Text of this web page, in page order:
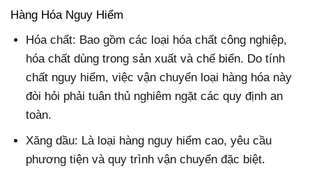
Hàng Hóa Nguy Hiểm
Hóa chất: Bao gồm các loại hóa chất công nghiệp,
hóa chất dùng trong sản xuất và chế biến. Do tính
chất nguy hiểm, việc vận chuyển loại hàng hóa này
đòi hỏi phải tuân thủ nghiêm ngặt các quy định an
toàn.
Xăng dầu: Là loại hàng nguy hiểm cao, yêu cầu
phương tiện và quy trình vận chuyển đặc biệt.